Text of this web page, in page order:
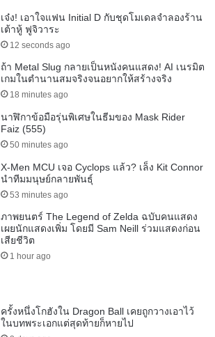
เจ๋ง! เอาใจแฟน Initial D กับชุดโมเดลจำลองร้าน
เต้าหู้ ฟูจิวาระ
12 seconds ago
ถ้า Metal Slug กลายเป็นหนังคนแสดง! AI เนรมิต
เกมในตำนานสมจริงจนอยากให้สร้างจริง
18 minutes ago
นาฬิกาข้อมือรุ่นพิเศษในธีมของ Mask Rider
Faiz (555)
50 minutes ago
X-Men MCU เจอ Cyclops แล้ว? เล็ง Kit Connor
นำทีมมนุษย์กลายพันธุ์
53 minutes ago
ภาพยนตร์ The Legend of Zelda ฉบับคนแสดง
เผยนักแสดงเพิ่ม โดยมี Sam Neill ร่วมแสดงก่อน
เสียชีวิต
1 hour ago
ครั้งหนึ่งโกฮังใน Dragon Ball เคยถูกวางเอาไว้
ในบทพระเอกแต่สุดท้ายก็หายไป